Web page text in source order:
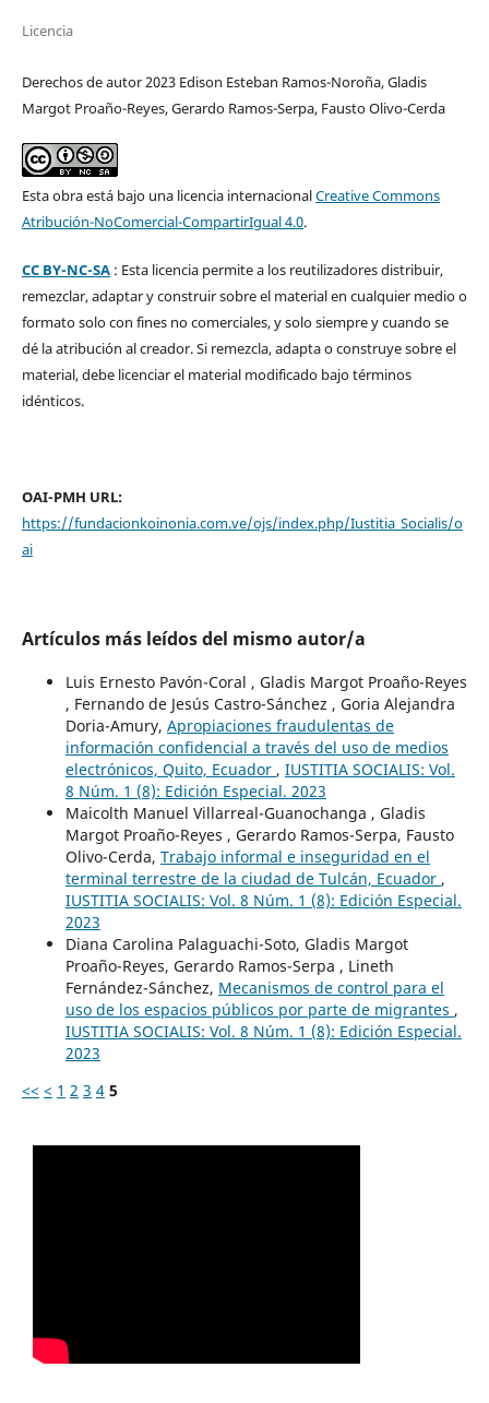
Licencia
Derechos de autor 2023 Edison Esteban Ramos-Noroña, Gladis
Margot Proaño-Reyes, Gerardo Ramos-Serpa, Fausto Olivo-Cerda
Esta obra está bajo una licencia internacionalCreative Commons
Atribución-NoComercial-CompartirIgual 4.0.
CC BY-NC-SA: Esta licencia permite a los reutilizadores distribuir,
remezclar, adaptar y construir sobre el material en cualquier medio o
formato solo con fines no comerciales, y solo siempre y cuando se
dé la atribución al creador. Si remezcla, adapta o construye sobre el
material, debe licenciar el material modificado bajo términos
idénticos.
OAI-PMH URL:
https://fundacionkoinonia.com.ve/ojs/index.php/Iustitia_Socialis/o
ai
Artículos más leídos del mismo autor/a
Luis Ernesto Pavón-Coral , Gladis Margot Proaño-Reyes
, Fernando de Jesús Castro-Sánchez , Goria Alejandra
Doria-Amury, Apropiaciones fraudulentas de
información confidencial a través del uso de medios
electrónicos, Quito, Ecuador , IUSTITIA SOCIALIS: Vol.
8 Núm. 1 (8): Edición Especial. 2023
Maicolth Manuel Villarreal-Guanochanga , Gladis
Margot Proaño-Reyes , Gerardo Ramos-Serpa, Fausto
Olivo-Cerda, Trabajo informal e inseguridad en el
terminal terrestre de la ciudad de Tulcán, Ecuador ,
IUSTITIA SOCIALIS: Vol. 8 Núm. 1 (8): Edición Especial.
2023
Diana Carolina Palaguachi-Soto, Gladis Margot
Proaño-Reyes, Gerardo Ramos-Serpa , Lineth
Fernández-Sánchez, Mecanismos de control para el
uso de los espacios públicos por parte de migrantes ,
IUSTITIA SOCIALIS: Vol. 8 Núm. 1 (8): Edición Especial.
2023
<< < 1 2 3 4 5